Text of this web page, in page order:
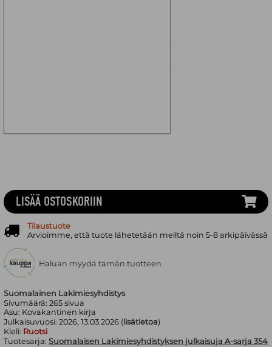
Suomalainen Lakimiesyhdistys
Sivumäärä:265 sivua
Asu: Kovakantinen kirja
Julkaisuvuosi:2026, 13.03.2026 ( lisätietoa)
Kieli: Ruotsi
Tuotesarja: Suomalaisen Lakimiesyhdistyksen julkaisuja A-sarja 354
LISÄÄ OSTOSKORIIN
Tilaustuote
Arvioimme, että tuote lähetetään meiltä noin 5-8 arkipäivässä
Haluan myydä tämän tuotteen